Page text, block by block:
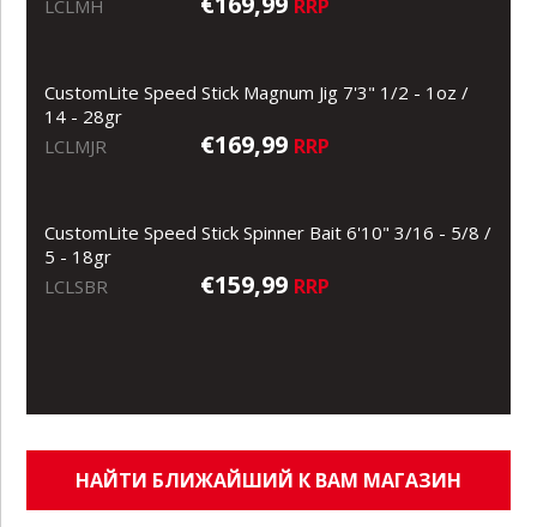
LCLMH
RRP
CustomLite Speed Stick Magnum Jig 7'3" 1/2 - 1oz /
14 - 28gr
LCLMJR
€169,99 RRP
CustomLite Speed Stick Spinner Bait 6'10" 3/16 - 5/8 /
5 - 18gr
LCLSBR
€159,99 RRP
НАЙТИ БЛИЖАЙШИЙ К ВАМ МАГАЗИН